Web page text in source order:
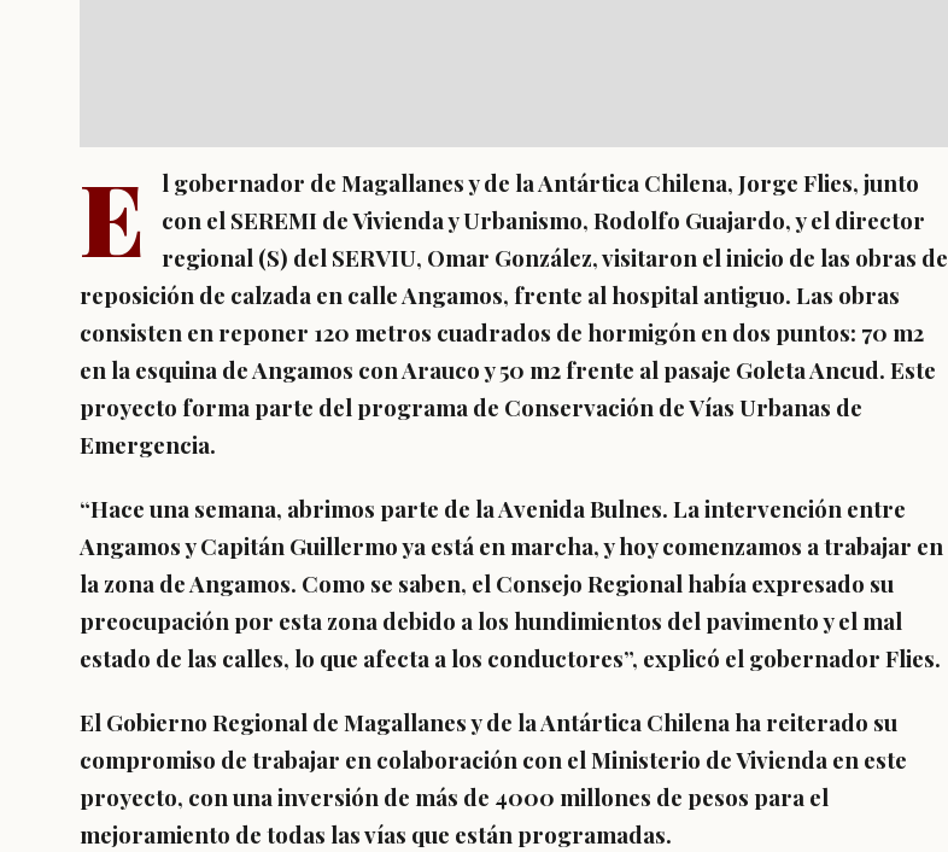
E
l gobernador de Magallanes y de la Antártica Chilena, Jorge Flies, junto
con el SEREMI de Vivienda y Urbanismo, Rodolfo Guajardo, y el director
regional (S) del SERVIU, Omar González, visitaron el inicio de las obras de
reposición de calzada en calle Angamos, frente al hospital antiguo. Las obras
consisten en reponer 120 metros cuadrados de hormigón en dos puntos: 70 m2
en la esquina de Angamos con Arauco y 50 m2 frente al pasaje Goleta Ancud. Este
proyecto forma parte del programa de Conservación de Vías Urbanas de
Emergencia.
“Hace una semana, abrimos parte de la Avenida Bulnes. La intervención entre
Angamos y Capitán Guillermo ya está en marcha, y hoy comenzamos a trabajar en
la zona de Angamos. Como se saben, el Consejo Regional había expresado su
preocupación por esta zona debido a los hundimientos del pavimento y el mal
estado de las calles, lo que afecta a los conductores”, explicó el gobernador Flies.
El Gobierno Regional de Magallanes y de la Antártica Chilena ha reiterado su
compromiso de trabajar en colaboración con el Ministerio de Vivienda en este
proyecto, con una inversión de más de 4000 millones de pesos para el
mejoramiento de todas las vías que están programadas.